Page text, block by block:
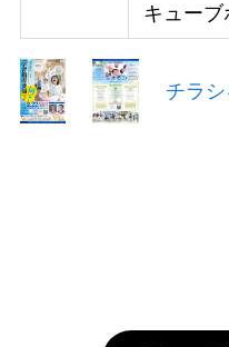
キューブ
チラシ